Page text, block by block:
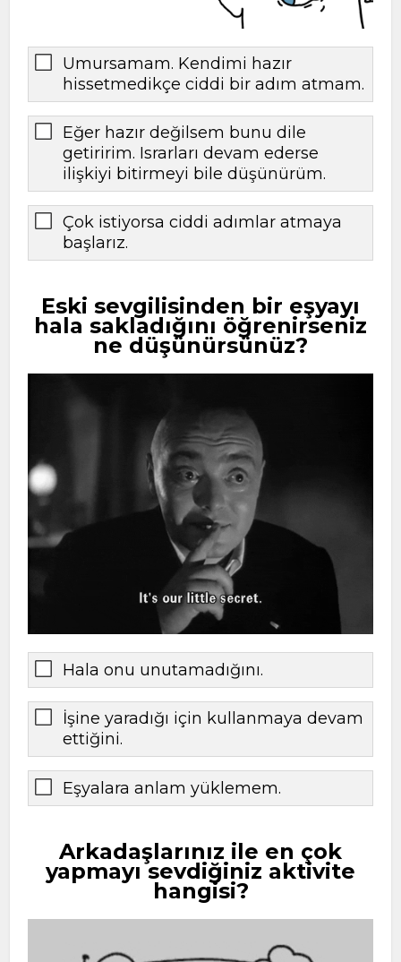
Umursamam. Kendimi hazır
hissetmedikçe ciddi bir adım atmam.
Eğer hazır değilsem bunu dile
getiririm. Israrları devam ederse
ilişkiyi bitirmeyi bile düşünürüm.
Çok istiyorsa ciddi adımlar atmaya
başlarız.
Eski sevgilisinden bir eşyayı
hala sakladığını öğrenirseniz
ne düşünürsünüz?
Hala onu unutamadığını.
İşine yaradığı için kullanmaya devam
ettiğini.
Eşyalara anlam yüklemem.
Arkadaşlarınız ile en çok
yapmayı sevdiğiniz aktivite
hangisi?